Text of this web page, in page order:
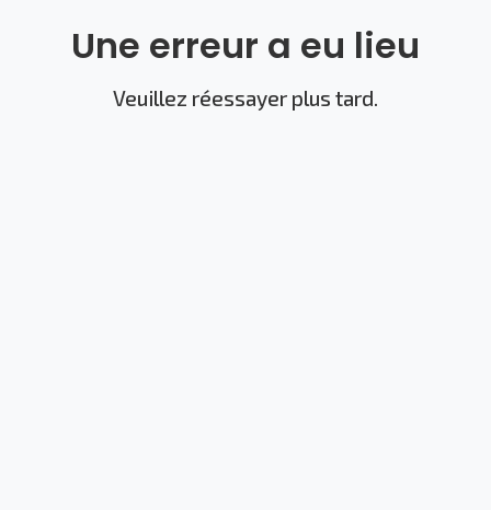
Une erreur a eu lieu
Veuillez réessayer plus tard.